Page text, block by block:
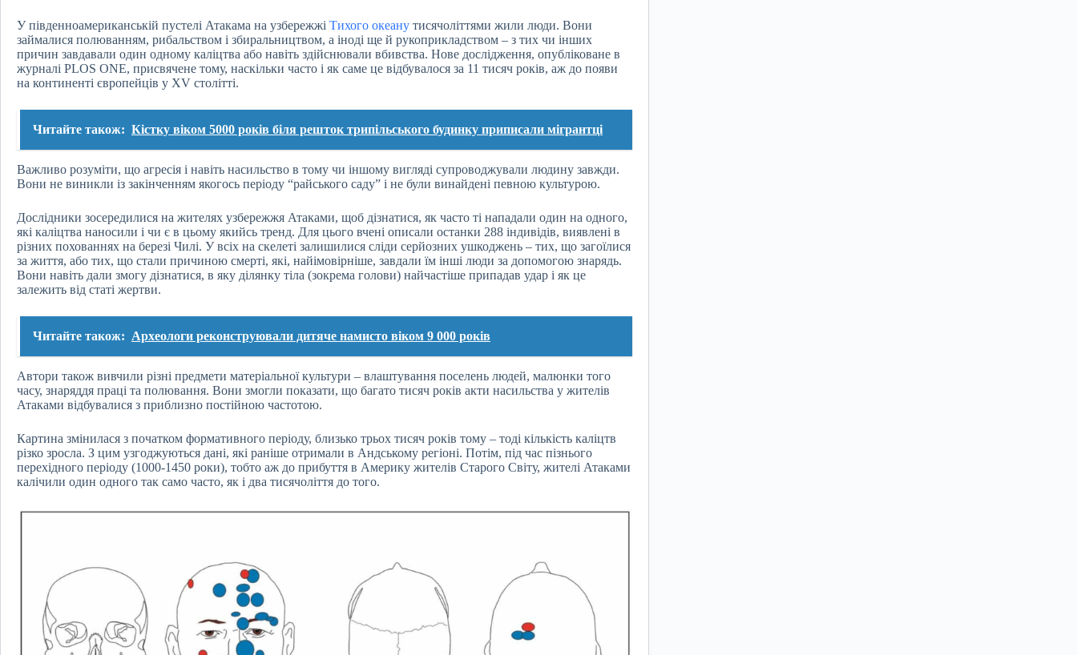
У південноамериканській пустелі Атакама на узбережжі Тихого океану тисячоліттями жили люди. Вони
займалися полюванням, рибальством і збиральництвом, а іноді ще й рукоприкладством – з тих чи інших
причин завдавали один одному каліцтва або навіть здійснювали вбивства. Нове дослідження, опубліковане в
журналі PLOS ONE, присвячене тому, наскільки часто і як саме це відбувалося за 11 тисяч років, аж до появи
на континенті європейців у XV столітті.
Читайте також: Кістку віком 5000 років біля решток трипільського будинку приписали мігрантці
Важливо розуміти, що агресія і навіть насильство в тому чи іншому вигляді супроводжували людину завжди.
Вони не виникли із закінченням якогось періоду “райського саду” і не були винайдені певною культурою.
Дослідники зосередилися на жителях узбережжя Атаками, щоб дізнатися, як часто ті нападали один на одного,
які каліцтва наносили і чи є в цьому якийсь тренд. Для цього вчені описали останки 288 індивідів, виявлені в
різних похованнях на березі Чилі. У всіх на скелеті залишилися сліди серйозних ушкоджень – тих, що загоїлися
за життя, або тих, що стали причиною смерті, які, найімовірніше, завдали їм інші люди за допомогою знарядь.
Вони навіть дали змогу дізнатися, в яку ділянку тіла (зокрема голови) найчастіше припадав удар і як це
залежить від статі жертви.
Читайте також: Археологи реконструювали дитяче намисто віком 9 000 років
Автори також вивчили різні предмети матеріальної культури – влаштування поселень людей, малюнки того
часу, знаряддя праці та полювання. Вони змогли показати, що багато тисяч років акти насильства у жителів
Атаками відбувалися з приблизно постійною частотою.
Картина змінилася з початком формативного періоду, близько трьох тисяч років тому – тоді кількість каліцтв
різко зросла. З цим узгоджуються дані, які раніше отримали в Андському регіоні. Потім, під час пізнього
перехідного періоду (1000-1450 роки), тобто аж до прибуття в Америку жителів Старого Світу, жителі Атаками
калічили один одного так само часто, як і два тисячоліття до того.